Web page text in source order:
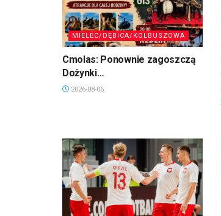
MIELEC/DĘBICA/KOLBUSZOWA
Cmolas: Ponownie zagoszczą
Dożynki…
2026-08-06